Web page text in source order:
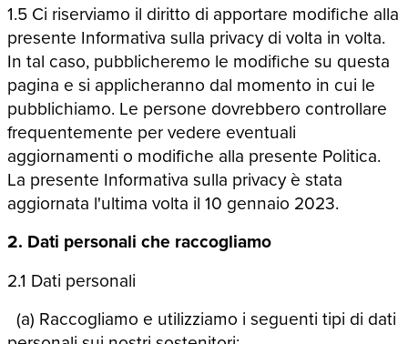
1.5 Ci riserviamo il diritto di apportare modifiche alla
presente Informativa sulla privacy di volta in volta.
In tal caso, pubblicheremo le modifiche su questa
pagina e si applicheranno dal momento in cui le
pubblichiamo. Le persone dovrebbero controllare
frequentemente per vedere eventuali
aggiornamenti o modifiche alla presente Politica.
La presente Informativa sulla privacy è stata
aggiornata l'ultima volta il 10 gennaio 2023.
2. Dati personali che raccogliamo
2.1 Dati personali
(a) Raccogliamo e utilizziamo i seguenti tipi di dati